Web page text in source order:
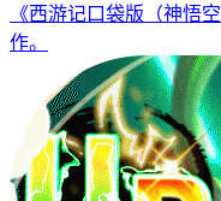
《西游记口袋版（神悟
作。